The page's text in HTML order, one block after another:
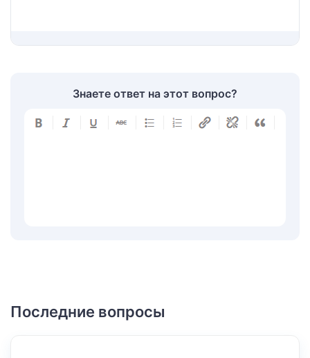
Знаете ответ на этот вопрос?
Последние вопросы